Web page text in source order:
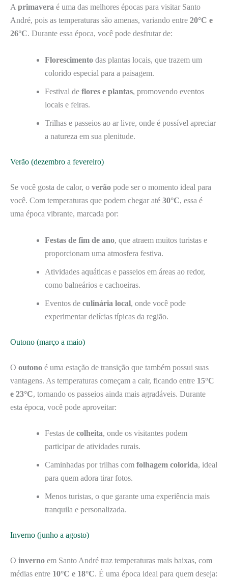
Aprimavera é uma das melhores épocas para visitar Santo
André, pois as temperaturas são amenas, variando entre 20°C e
26°C. Durante essa época, você pode desfrutar de:
Florescimento das plantas locais, que trazem um
colorido especial para a paisagem.
Festival de flores e plantas, promovendo eventos
locais e feiras.
Trilhas e passeios ao ar livre, onde é possível apreciar
a natureza em sua plenitude.
Verão (dezembro a fevereiro)
Se você gosta de calor, o verão pode ser o momento ideal para
você. Com temperaturas que podem chegar até 30°C, essa é
uma época vibrante, marcada por:
Festas de fim de ano, que atraem muitos turistas e
proporcionam uma atmosfera festiva.
Atividades aquáticas e passeios em áreas ao redor,
como balneários e cachoeiras.
Eventos de culinária local, onde você pode
experimentar delícias típicas da região.
Outono (março a maio)
O outono é uma estação de transição que também possui suas
vantagens. As temperaturas começam a cair, ficando entre 15°C
e 23°C, tornando os passeios ainda mais agradáveis. Durante
esta época, você pode aproveitar:
Festas de colheita, onde os visitantes podem
participar de atividades rurais.
Caminhadas por trilhas com folhagem colorida, ideal
para quem adora tirar fotos.
Menos turistas, o que garante uma experiência mais
tranquila e personalizada.
Inverno (junho a agosto)
O inverno em Santo André traz temperaturas mais baixas, com
médias entre 10°C e 18°C. É uma época ideal para quem deseja: